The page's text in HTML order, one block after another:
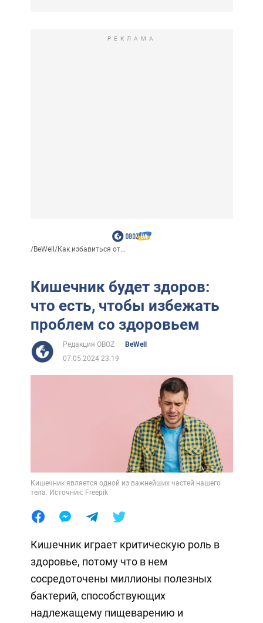
РЕКЛАМА
/BeWell/Как избавиться от...
Кишечник будет здоров:
что есть, чтобы избежать
проблем со здоровьем
Редакция OBOZ
BeWell
07.05.2024 23:19
Кишечник является одной из важнейших частей нашего
тела. Источник: Freepik
Кишечник играет критическую роль в
здоровье, потому что в нем
сосредоточены миллионы полезных
бактерий, способствующих
надлежащему пищеварению и